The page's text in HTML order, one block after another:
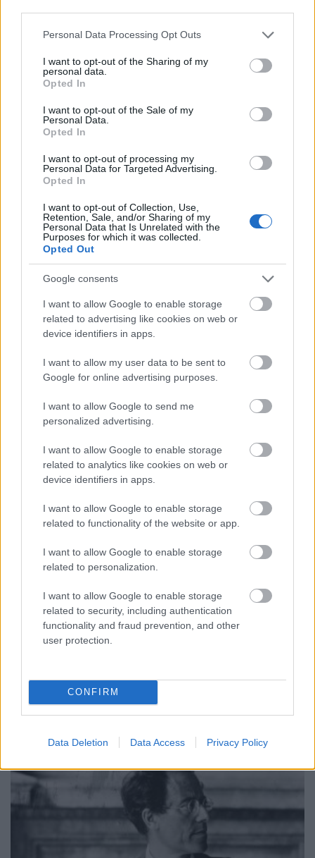
Please note that this website/app uses one or more Google
not limited to your visit or usage behaviour. You may click to
grant or deny consent to Google and its third-party tags to
use your data for below specified purposes in below Google
consent section.
Personal Data Processing Opt Outs
I want to opt-out of the Sharing of my
personal data.
Opted In
I want to opt-out of the Sale of my
Personal Data.
Opted In
I want to opt-out of processing my
Personal Data for Targeted Advertising.
Opted In
I want to opt-out of Collection, Use,
Retention, Sale, and/or Sharing of my
Personal Data that Is Unrelated with the
Purposes for which it was collected.
Opted Out
Google consents
I want to allow Google to enable storage
related to advertising like cookies on web or
device identifiers in apps.
I want to allow my user data to be sent to
Google for online advertising purposes.
I want to allow Google to send me
personalized advertising.
I want to allow Google to enable storage
related to analytics like cookies on web or
device identifiers in apps.
I want to allow Google to enable storage
related to functionality of the website or app.
I want to allow Google to enable storage
related to personalization.
I want to allow Google to enable storage
related to security, including authentication
functionality and fraud prevention, and other
user protection.
CONFIRM
Data Deletion Data Access Privacy Policy
A Budapesti Filharmóniai Társaság Zenekara és
Kerner István karmester (1903)
Példátlan tett a magyar zenei életben, hogy valaki,
aki sohasem vezényelt nagyzenekart, egymaga
betanítson és elvezényeljen egy olyan összetett
művet, mint Mahler a maga korában meglehetősen
modernnek számító szimfóniáját. A kortársak sem
tudták pontosan megállapítani, hogy mi állhat a tett
mögött: elhivatottság, megszállottság, vagy egyfajta
gőg. Bár a Mahler-opus erősen megosztotta a
kritikusokat, a karmesterről kizárólag dicséretek
jelentek meg – a koncert jótékony célja bizonyára
a Magyarországi Hírlapírók Nyugdíjintézetének
egyik alapítója. „A zenekart Feld Kálmán vezényelte.
és biztonságával, amellyel ezt a szövevényes művet
kidolgozta.” – írta aBudapestkritikusa. A konzervatív
Béldy Izor szerint pedig: „Hogy a hibái és
szertelensége mellett mégis érdekesnek mondható
művet nálunk előadták, az kizárólag Feld Kálmánnak
érdeme, aki ritka áldozatkészséggel gondoskodott
az anyagi akadályok elhárításáról, azonkívül
személyesen s egyedül tanította be a nehéz és
nagyterjedelmű művet, és meglepő ügyességgel
dirigálta pénteken este a közreműködők nagy
táborát. Feld Kálmán (…) egyszerre, mint kész
dirigens jelent meg előttünk. Hévvel és
temperamentummal és mégis meglepő
hallgatóság vegyes érzelmű táborain. (…) Szó sincs
róla, érdemesebb műre is fordíthatta volna nagy
munkáját.”